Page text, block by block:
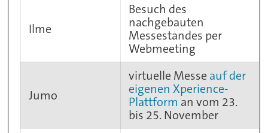
Ilme
Besuch des
nachgebauten
Messestandes per
Webmeeting
Jumo
virtuelle Messe auf der
eigenen Xperience-
Plattform an vom 23.
bis 25. November